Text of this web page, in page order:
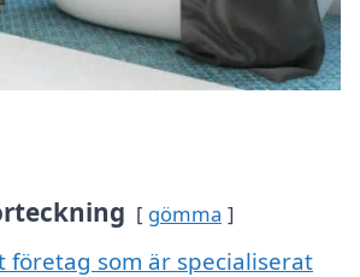
gömma
företag som är specialiserat